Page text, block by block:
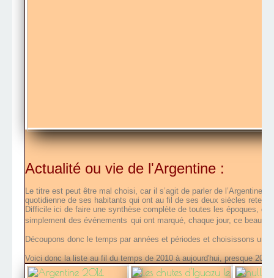
Actualité ou vie de l'Argentine :
Le titre est peut être mal choisi, car il s’agit de parler de l’Argentine
quotidienne de ses habitants qui ont au fil de ses deux siècles
Difficile ici de faire une synthèse complète de toutes les époques,
simplement des événements qui ont marqué, chaque jour, ce beau
Découpons donc le temps par années et périodes et choisissons
Voici donc la liste au fil du temps de 2010 à aujourd'hui, presque